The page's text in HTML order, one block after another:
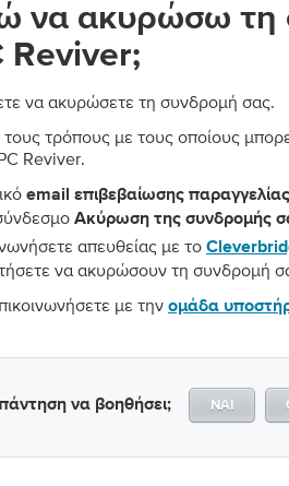
να ακυρώσω τη
Reviver;
να ακυρώσετε τη συνδρομή σας.
τους τρόπους με τους οποίους
Reviver.
email επιβεβαίωσης παραγγελίας
Ακύρωση της συνδρομής
απευθείας με το
να ακυρώσουν τη συνδρομή
με την ομάδα
να βοηθήσει; ΝΑΊ